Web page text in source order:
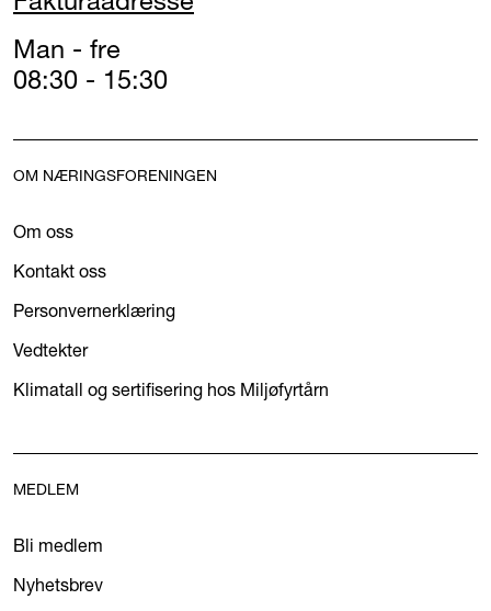
Man - fre
08:30 - 15:30
OM NÆRINGSFORENINGEN
Om oss
Kontakt oss
Personvernerklæring
Vedtekter
Klimatall og sertifisering hos Miljøfyrtårn
MEDLEM
Bli medlem
Nyhetsbrev